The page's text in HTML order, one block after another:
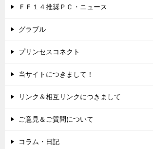
ＦＦ１４推奨ＰＣ・ニュース
グラブル
プリンセスコネクト
当サイトにつきまして！
リンク＆相互リンクにつきまして
ご意見＆ご質問について
コラム・日記